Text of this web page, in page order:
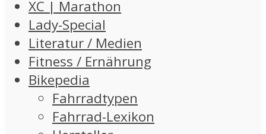
XC | Marathon
Lady-Special
Literatur / Medien
Fitness / Ernährung
Bikepedia
Fahrradtypen
Fahrrad-Lexikon